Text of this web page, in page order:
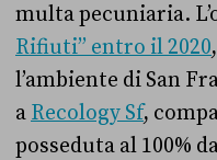
multa pecuniaria.
Rifiuti” entro il 2020
l’ambiente di San
a Recology Sf,
posseduta al 100%